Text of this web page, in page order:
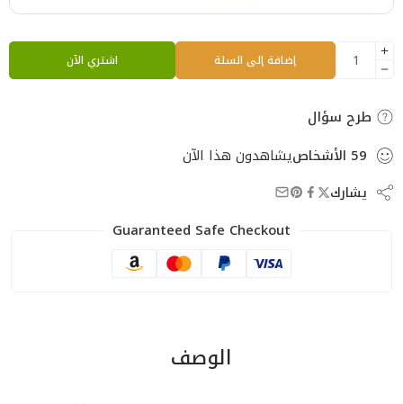
إضافة إلى السلة اشتري الآن
طرح سؤال
59 الأشخاصيشاهدون هذا الآن
يشارك
Guaranteed Safe Checkout
الوصف